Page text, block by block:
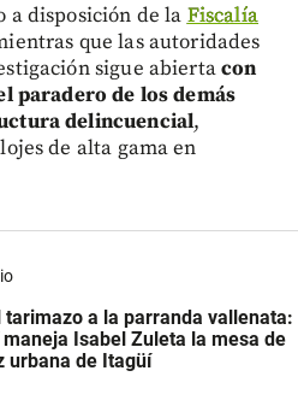
a disposición de la Fiscalía
que las autoridades
sigue abiertacon
paradero de los demás
delincuencial,
de alta gama en
tarimazo a la parranda vallenata:
Isabel Zuleta la mesa de
urbana de Itagüí